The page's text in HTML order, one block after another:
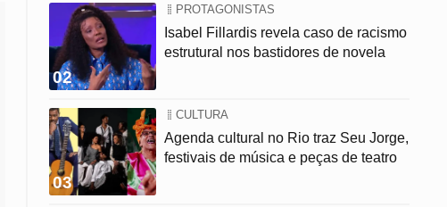
02
PROTAGONISTAS
Isabel Fillardis revela caso de racismo
estrutural nos bastidores de novela
03
CULTURA
Agenda cultural no Rio traz Seu Jorge,
festivais de música e peças de teatro